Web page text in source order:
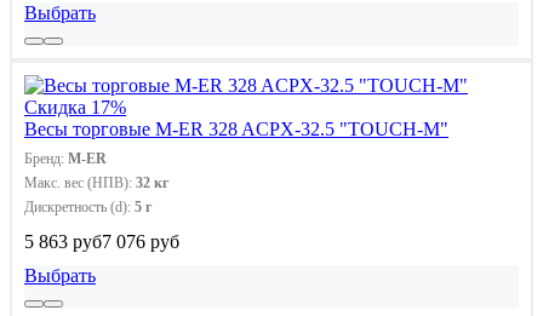
Выбрать
Скидка 17%
Весы торговые M-ER 328 ACPX-32.5 "TOUCH-M"
Бренд: M-ER
Макс. вес (НПВ): 32 кг
Дискретность (d): 5 г
5 863 руб7 076 руб
Выбрать